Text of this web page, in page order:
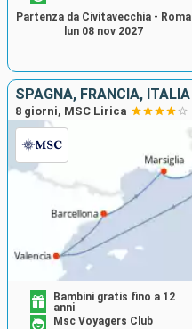
Partenza da Civitavecchia - Roma
lun 08 nov 2027
SPAGNA, FRANCIA, ITALIA
8 giorni, MSC Lirica
Bambini gratis fino a 12
anni
Msc Voyagers Club